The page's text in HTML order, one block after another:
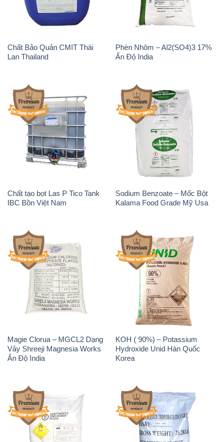
Chất Bảo Quản CMIT Thái
Lan Thailand
Phèn Nhôm – Al2(SO4)3 17%
Ấn Độ India
Chất tạo bọt Las P Tico Tank
IBC Bồn Việt Nam
Sodium Benzoate – Mốc Bột
Kalama Food Grade Mỹ Usa
Magie Clorua – MGCL2 Dạng
Vảy Shreeji Magnesia Works
Ấn Độ India
KOH ( 90%) – Potassium
Hydroxide Unid Hàn Quốc
Korea